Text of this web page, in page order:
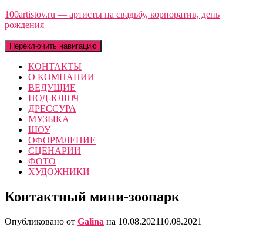
100artistov.ru — артисты на свадьбу, корпоратив, день
рождения
Переключить навигацию
КОНТАКТЫ
О КОМПАНИИ
ВЕДУЩИЕ
ПОД-КЛЮЧ
ДРЕССУРА
МУЗЫКА
ШОУ
ОФОРМЛЕНИЕ
СЦЕНАРИИ
ФОТО
ХУДОЖНИКИ
Контактный мини-зоопарк
Опубликовано от Galina на 10.08.202110.08.2021